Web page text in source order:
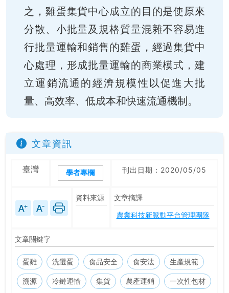
之，雞蛋集貨中心成立的目的是使原來
分散、小批量及規格質量混雜不容易進
行批量運輸和銷售的雞蛋，經過集貨中
心處理，形成批量運輸的商業模式，建
立運銷流通的經濟規模性以促進大批
量、高效率、低成本和快速流通機制。
文章資訊
臺灣 學者專欄 刊出日期：2020/05/05
資料來源
文章摘譯
農業科技新脈動平台管理團隊
文章關鍵字
蛋雞 洗選蛋 食品安全 食安法 生產規範
溯源 冷鏈運輸 集貨 農產運銷 一次性包材